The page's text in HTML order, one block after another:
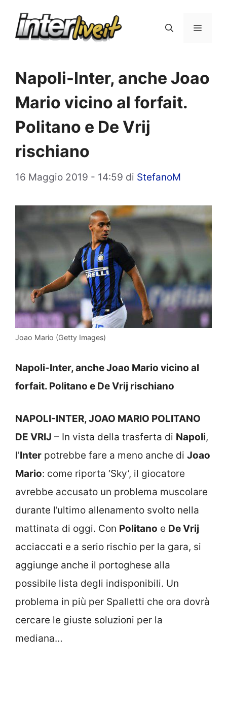
Menu
Napoli-Inter, anche Joao
Mario vicino al forfait.
Politano e De Vrij
rischiano
16 Maggio 2019 - 14:59 di StefanoM
Joao Mario (Getty Images)
Napoli-Inter, anche Joao Mario vicino al
forfait. Politano e De Vrij rischiano
NAPOLI-INTER, JOAO MARIO POLITANO
DE VRIJ – In vista della trasferta di Napoli,
l’Inter potrebbe fare a meno anche di Joao
Mario: come riporta ‘Sky’, il giocatore
avrebbe accusato un problema muscolare
durante l’ultimo allenamento svolto nella
mattinata di oggi. Con Politano e De Vrij
acciaccati e a serio rischio per la gara, si
aggiunge anche il portoghese alla
possibile lista degli indisponibili. Un
problema in più per Spalletti che ora dovrà
cercare le giuste soluzioni per la
mediana…